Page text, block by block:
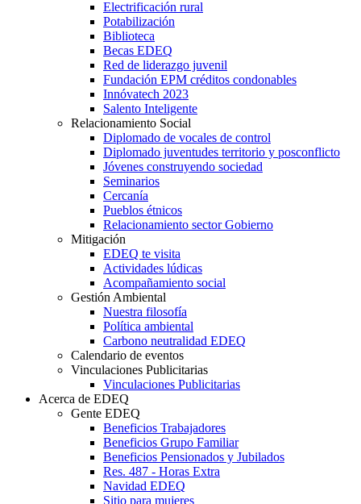
Electrificación rural
Potabilización
Biblioteca
Becas EDEQ
Red de liderazgo juvenil
Fundación EPM créditos condonables
Innóvatech 2023
Salento Inteligente
Relacionamiento Social
Diplomado de vocales de control
Diplomado juventudes territorio y posconflicto
Jóvenes construyendo sociedad
Seminarios
Cercanía
Pueblos étnicos
Relacionamiento sector Gobierno
Mitigación
EDEQ te visita
Actividades lúdicas
Acompañamiento social
Gestión Ambiental
Nuestra filosofía
Política ambiental
Carbono neutralidad EDEQ
Calendario de eventos
Vinculaciones Publicitarias
Vinculaciones Publicitarias
Acerca de EDEQ
Gente EDEQ
Beneficios Trabajadores
Beneficios Grupo Familiar
Beneficios Pensionados y Jubilados
Res. 487 - Horas Extra
Navidad EDEQ
Sitio para mujeres